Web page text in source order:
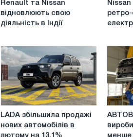
та
Nissan
відновлюють
діяльність
в
Індії
Renault та Nissan
відновлюють свою
діяльність в Індії
ретро-
Micra
EV
ретро-
LADA
LADA збільшила продажі
нових автомобілів в
планує